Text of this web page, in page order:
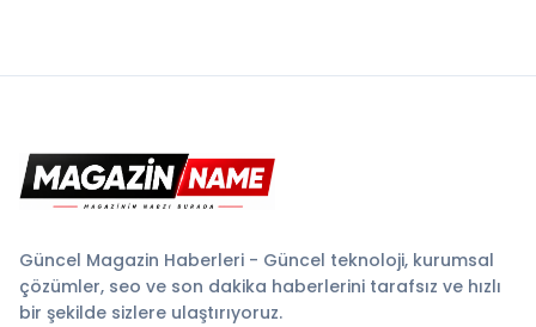
Güncel Magazin Haberleri - Güncel teknoloji, kurumsal
çözümler, seo ve son dakika haberlerini tarafsız ve hızlı
bir şekilde sizlere ulaştırıyoruz.